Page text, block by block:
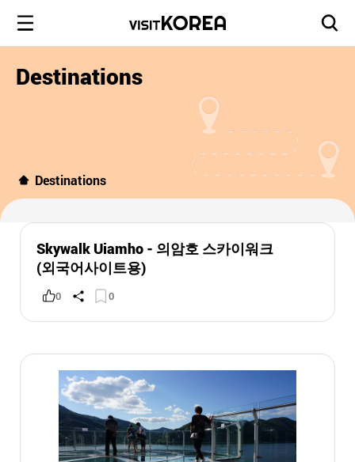
Destinations
Destinations
Skywalk Uiamho - 의암호 스카이워크
(외국어사이트용)
0 0